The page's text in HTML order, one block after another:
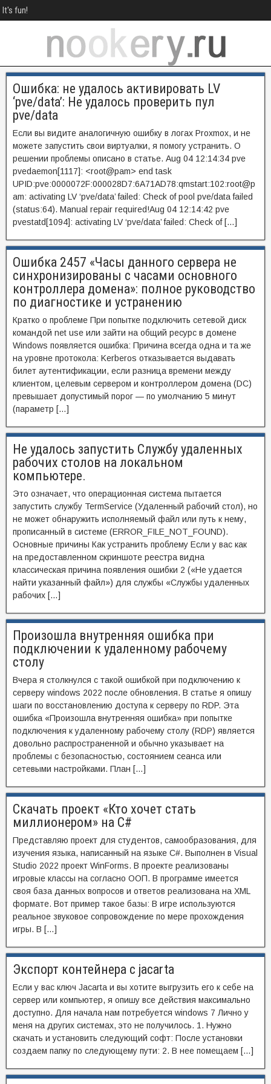
It's fun!
Ошибка: не удалось активировать LV
‘pve/data’: Не удалось проверить пул
pve/data
Если вы видите аналогичную ошибку в логах Proxmox, и не
можете запустить свои виртуалки, я помогу устранить. О
решении проблемы описано в статье. Aug 04 12:14:34 pve
pvedaemon[1117]: <root@pam> end task
UPID:pve:0000072F:000028D7:6A71AD78:qmstart:102:root@p
am: activating LV ‘pve/data’ failed: Check of pool pve/data failed
(status:64). Manual repair required!Aug 04 12:14:42 pve
pvestatd[1094]: activating LV ‘pve/data’ failed: Check of […]
Ошибка 2457 «Часы данного сервера не
синхронизированы с часами основного
контроллера домена»: полное руководство
по диагностике и устранению
Кратко о проблеме При попытке подключить сетевой диск
командой net use или зайти на общий ресурс в домене
Windows появляется ошибка: Причина всегда одна и та же
на уровне протокола: Kerberos отказывается выдавать
билет аутентификации, если разница времени между
клиентом, целевым сервером и контроллером домена (DC)
превышает допустимый порог — по умолчанию 5 минут
(параметр […]
Не удалось запустить Службу удаленных
рабочих столов на локальном
компьютере.
Это означает, что операционная система пытается
запустить службу TermService (Удаленный рабочий стол), но
не может обнаружить исполняемый файл или путь к нему,
прописанный в системе (ERROR_FILE_NOT_FOUND).
Основные причины Как устранить проблему Если у вас как
на предоставленном скриншоте реестра видна
классическая причина появления ошибки 2 («Не удается
найти указанный файл») для службы «Службы удаленных
рабочих […]
Произошла внутренняя ошибка при
подключении к удаленному рабочему
столу
Вчера я столкнулся с такой ошибкой при подключению к
серверу windows 2022 после обновления. В статье я опишу
шаги по восстановлению доступа к серверу по RDP. Эта
ошибка «Произошла внутренняя ошибка» при попытке
подключения к удаленному рабочему столу (RDP) является
довольно распространенной и обычно указывает на
проблемы с безопасностью, состоянием сеанса или
сетевыми настройками. План […]
Скачать проект «Кто хочет стать
миллионером» на C#
Представляю проект для студентов, самообразования, для
изучения языка, написанный на языке C#. Выполнен в Visual
Studio 2022 проект WinForms. В проекте реализованы
игровые классы на согласно ООП. В программе имеется
своя база данных вопросов и ответов реализована на XML
формате. Вот пример такое базы: В игре используются
реальное звуковое сопровождение по мере прохождения
игры. В […]
Экспорт контейнера с jacarta
Если у вас ключ Jacarta и вы хотите выгрузить его к себе на
сервер или компьютер, я опишу все действия максимально
доступно. Для начала нам потребуется windows 7 Лично у
меня на других системах, это не получилось. 1. Нужно
скачать и установить следующий софт: После установки
создаем папку по следующему пути: 2. В нее помещаем […]